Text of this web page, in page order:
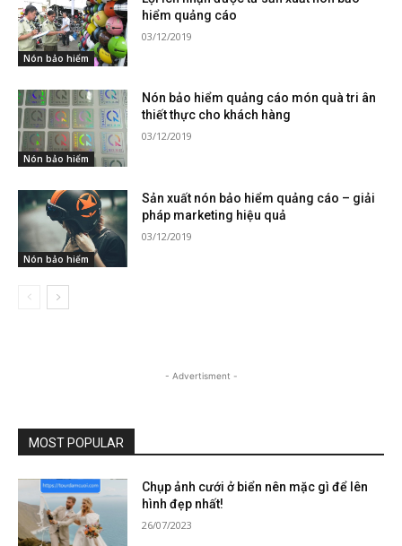
Nón bảo hiểm
hiểm quảng cáo
03/12/2019
Nón bảo hiểm
Nón bảo hiểm quảng cáo món quà tri ân
thiết thực cho khách hàng
03/12/2019
Nón bảo hiểm
Sản xuất nón bảo hiểm quảng cáo – giải
pháp marketing hiệu quả
03/12/2019
- Advertisment -
MOST POPULAR
Chụp ảnh cưới ở biển nên mặc gì để lên
hình đẹp nhất!
26/07/2023